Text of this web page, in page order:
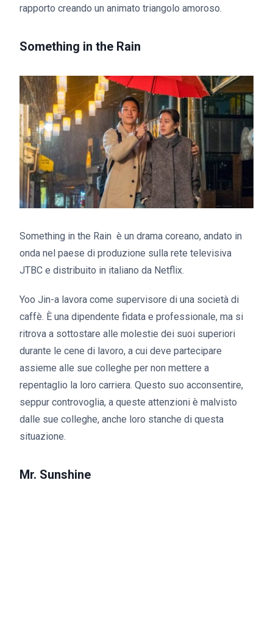
rapporto creando un animato triangolo amoroso.
Something in the Rain
Something in the Rain è un drama coreano, andato in
onda nel paese di produzione sulla rete televisiva
JTBC e distribuito in italiano da Netflix.
Yoo Jin-a lavora come supervisore di una società di
caffè. È una dipendente fidata e professionale, ma si
ritrova a sottostare alle molestie dei suoi superiori
durante le cene di lavoro, a cui deve partecipare
assieme alle sue colleghe per non mettere a
repentaglio la loro carriera. Questo suo acconsentire,
seppur controvoglia, a queste attenzioni è malvisto
dalle sue colleghe, anche loro stanche di questa
situazione.
Mr. Sunshine